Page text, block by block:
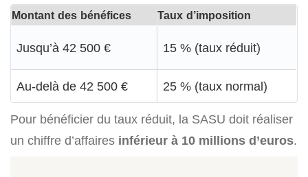
Montant des bénéfices Taux d’imposition
Jusqu’à 42 500 € 15 % (taux réduit)
Au-delà de 42 500 € 25 % (taux normal)
Pour bénéficier du taux réduit, la SASU doit réaliser
un chiffre d’affaires inférieur à 10 millions d’euros.